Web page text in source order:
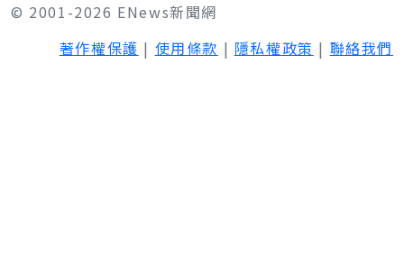
© 2001-2026 ENews新聞網
著作權保護 | 使用條款 | 隱私權政策 | 聯絡我們